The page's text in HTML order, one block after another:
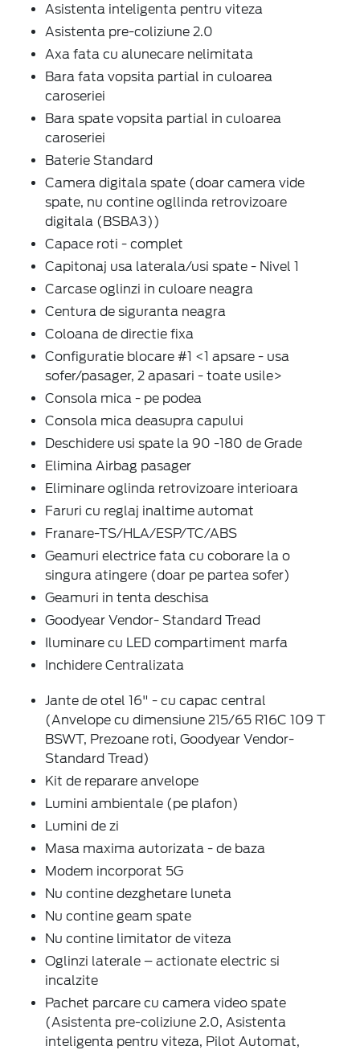
Asistenta inteligenta pentru viteza
Asistenta pre-coliziune 2.0
Axa fata cu alunecare nelimitata
Bara fata vopsita partial in culoarea
caroseriei
Bara spate vopsita partial in culoarea
caroseriei
Baterie Standard
Camera digitala spate (doar camera vide
spate, nu contine ogllinda retrovizoare
digitala (BSBA3))
Capace roti - complet
Capitonaj usa laterala/usi spate - Nivel 1
Carcase oglinzi in culoare neagra
Centura de siguranta neagra
Coloana de directie fixa
Configuratie blocare #1 <1 apsare - usa
sofer/pasager, 2 apasari - toate usile>
Consola mica - pe podea
Consola mica deasupra capului
Deschidere usi spate la 90 -180 de Grade
Elimina Airbag pasager
Eliminare oglinda retrovizoare interioara
Faruri cu reglaj inaltime automat
Franare-TS/HLA/ESP/TC/ABS
Geamuri electrice fata cu coborare la o
singura atingere (doar pe partea sofer)
Geamuri in tenta deschisa
Goodyear Vendor- Standard Tread
Iluminare cu LED compartiment marfa
Inchidere Centralizata
Jante de otel 16" - cu capac central
(Anvelope cu dimensiune 215/65 R16C 109 T
BSWT, Prezoane roti, Goodyear Vendor-
Standard Tread)
Kit de reparare anvelope
Lumini ambientale (pe plafon)
Lumini de zi
Masa maxima autorizata - de baza
Modem incorporat 5G
Nu contine dezghetare luneta
Nu contine geam spate
Nu contine limitator de viteza
Oglinzi laterale – actionate electric si
incalzite
Pachet parcare cu camera video spate
(Asistenta pre-coliziune 2.0, Asistenta
inteligenta pentru viteza, Pilot Automat,